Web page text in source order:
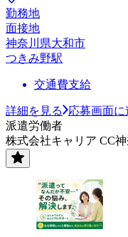
勤務地
面接地
神奈川県大和市
つきみ野駅
交通費支給
詳細を見る
応募画面に
派遣労働者
株式会社キャリア CC神